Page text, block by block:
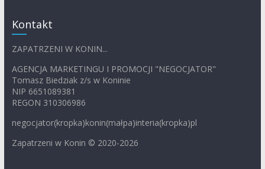
Kontakt
ZAPATRZENI W KONIN...
AGENCJA MARKETINGU I PROMOCJI "NEGOCJATOR"
Tomasz Biedziak z/s w Koninie
NIP 6651089381
REGON 310306986
negocjator(kropka)konin(małpa)interia(kropka)pl
Zapatrzeni w Konin © 2020-2026